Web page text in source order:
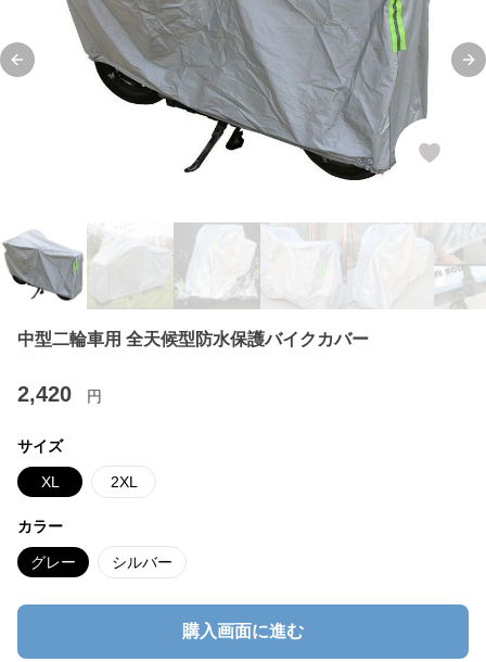
Previous slide
中型二輪車用 全天候型防水保護バイクカバー
2,420 円
サイズ
XL 2XL
カラー
グレー シルバー
購入画面に進む